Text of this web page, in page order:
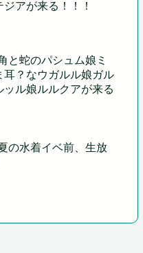
アが来る！！！
と蛇のパシュム娘ミ
耳？なウガルル娘ガル
ッル娘ルルクアが来る
の水着イベ前、生放